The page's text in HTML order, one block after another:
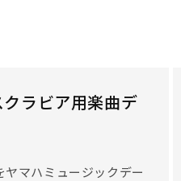
クラビア用楽曲デ
マハミュージックデー